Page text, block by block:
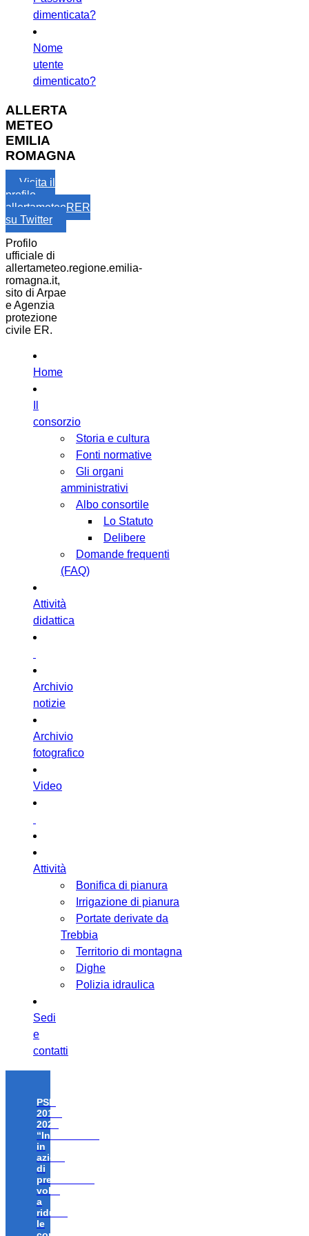
dimenticata?
Nome
utente
dimenticato?
ALLERTA
METEO
EMILIA
ROMAGNA
Visita il
profilo
allertameteoRER
su Twitter
Profilo
ufficiale di
allertameteo.regione.emilia-
romagna.it,
sito di Arpae
e Agenzia
protezione
civile ER.
Home
consorzio
Storia e cultura
Fonti normative
Gli organi
amministrativi
Albo consortile
Lo Statuto
Delibere
Domande frequenti
(FAQ)
Attività
didattica
Archivio
notizie
Archivio
fotografico
Video
Attività
Bonifica di pianura
Irrigazione di pianura
Portate derivate da
Trebbia
Territorio di montagna
Dighe
Polizia idraulica
Sedi
e
contatti
PSR
2014-
2020
“Investimenti
in
azioni
di
prevenzione
volte
a
ridurre
le